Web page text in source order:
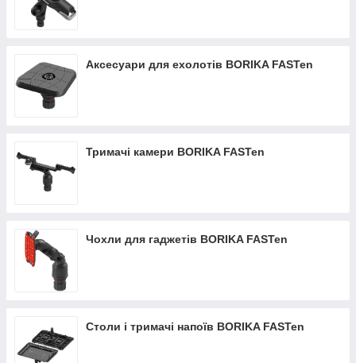
Аксесуари для ехолотів BORIKA FASTen
Тримачі камери BORIKA FASTen
Чохли для гаджетів BORIKA FASTen
Столи і тримачі напоїв BORIKA FASTen